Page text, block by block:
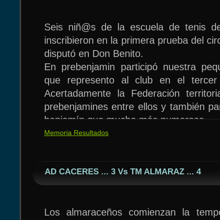
BIANCA FIFERE TERCERA EN
Es pequeña pero valiente. La
Almaraz solo perdió un partido en los
con Julia Martin de Granada. Esta
semifinales se encontrase con la
jugó muy bien contra la malagueña
plantó cara de tú a tú, pero finamente
3. En la lucha por el tercer puesto se
Elena Olmedo en otro partido muy
El primero de ellos frente a la
abultado resultado de 6-0. Los
este partido con David Pérez,
SAMUEL
DAVID PEREZ V. VICTOR
Seis niñ@s de la escuela de tenis
inscribieron en la primera prueba del
disputó en Don Benito.
En prebenjamin participó nuestra
que represento al club en el tercer
Acertadamente la Federación
prebenjamines entre ellos y también
benjamín que mucho más numerosa.
Memoria Resultados
AD CACERES ... 3 Vs TM ALMARAZ ... 4
Los almaraceños comienzan la